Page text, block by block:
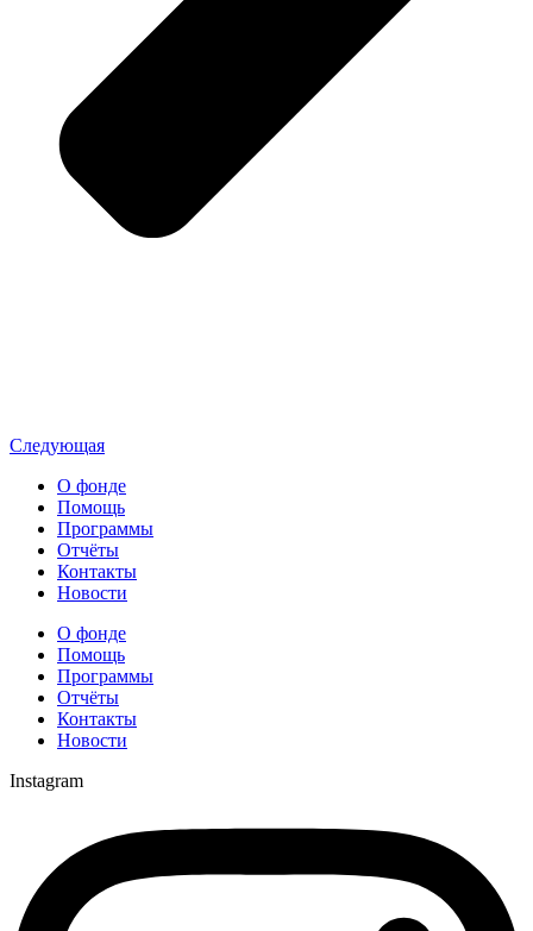
Следующая
О фонде
Помощь
Программы
Отчёты
Контакты
Новости
О фонде
Помощь
Программы
Отчёты
Контакты
Новости
Instagram